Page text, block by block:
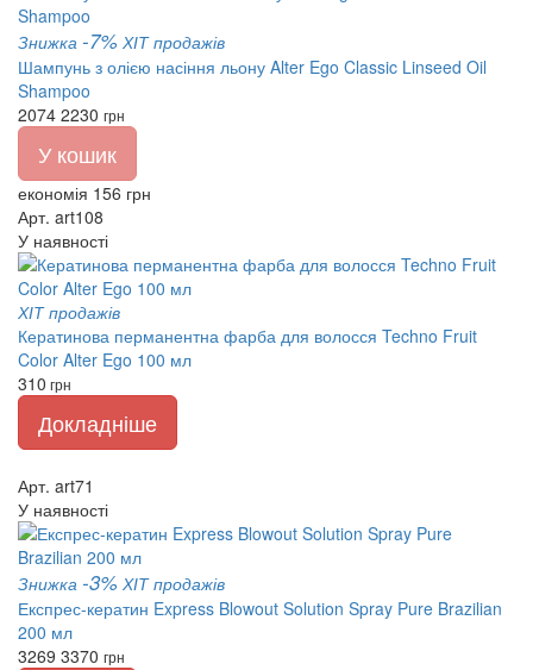
Знижка -7% ХІТ продажів
Шампунь з олією насіння льону Alter Ego Classic Linseed Oil
Shampoo
2074 2230 грн
У кошик
економія 156 грн
Арт. art108
У наявності
ХІТ продажів
Кератинова перманентна фарба для волосся Techno Fruit
Color Alter Ego 100 мл
310 грн
Докладніше
Арт. art71
У наявності
Знижка -3% ХІТ продажів
Експрес-кератин Express Blowout Solution Spray Pure Brazilian
200 мл
3269 3370 грн